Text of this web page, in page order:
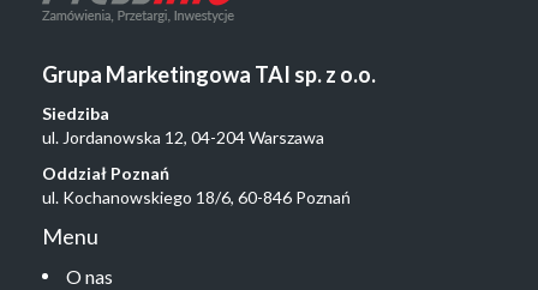
Grupa Marketingowa TAI sp. z o.o.
Siedziba
ul. Jordanowska 12, 04-204 Warszawa
Oddział Poznań
ul. Kochanowskiego 18/6, 60-846 Poznań
Menu
O nas